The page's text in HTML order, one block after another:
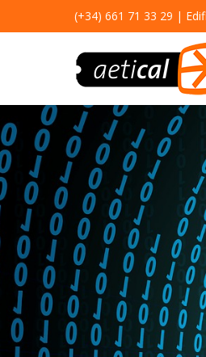
(+34) 661 71 33 29 |